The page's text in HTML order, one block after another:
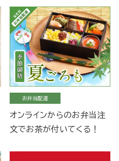
お弁当配達
オンラインからのお弁当注
文でお茶が付いてくる！